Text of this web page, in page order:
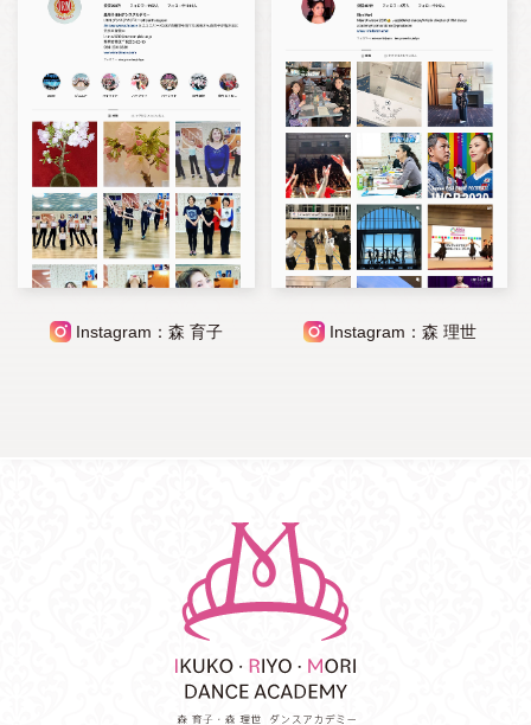
Instagram：森 育子 Instagram：森 理世